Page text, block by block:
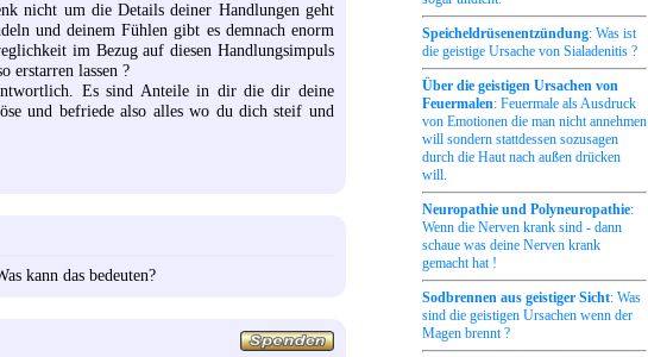
nicht um die Details deiner Handlungen geht
und deinem Fühlen gibt es demnach enorm
im Bezug auf diesen Handlungsimpuls
erstarren lassen ?
Es sind Anteile in dir die dir deine
und befriede also alles wo du dich steif und
kann das bedeuten?
Speicheldrüsenentzündung: Was ist
die geistige Ursache von Sialadenitis ?
Über die geistigen Ursachen von
Feuermalen: Feuermale als Ausdruck
von Emotionen die man nicht annehmen
will sondern stattdessen sozusagen
durch die Haut nach außen drücken
will.
Neuropathie und Polyneuropathie:
Wenn die Nerven krank sind - dann
schaue was deine Nerven krank
gemacht hat !
Sodbrennen aus geistiger Sicht: Was
sind die geistigen Ursachen wenn der
Magen brennt ?